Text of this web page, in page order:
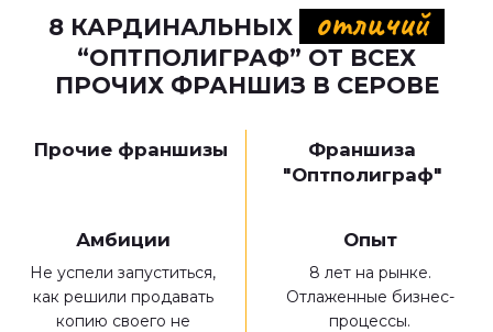
8 КАРДИНАЛЬНЫХ отличий
“ОПТПОЛИГРАФ” ОТ ВСЕХ
ПРОЧИХ ФРАНШИЗ В СЕРОВЕ
Прочие франшизы
Франшиза
"Оптполиграф"
Амбиции
Не успели запуститься,
как решили продавать
копию своего не
Опыт
8 лет на рынке.
Отлаженные бизнес-
процессы.